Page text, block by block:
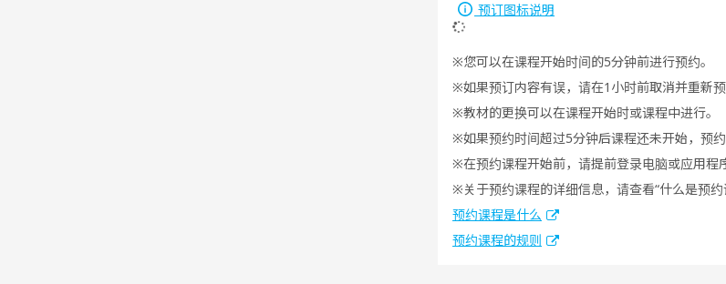
预订图标说明
您可以在课程开始时间的5分钟前进行预约。
如果预订内容有误，请在1小时前取消并重新预
教材的更换可以在课程开始时或课程中进行。
如果预约时间超过5分钟后课程还未开始，预约
在预约课程开始前，请提前登录电脑或应用程
关于预约课程的详细信息，请查看“什么是预约
预约课程是什么
预约课程的规则